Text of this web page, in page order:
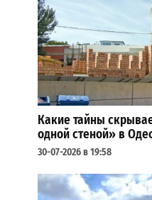
Какие тайны
одной стеной» в
30-07-2026 в 19:58